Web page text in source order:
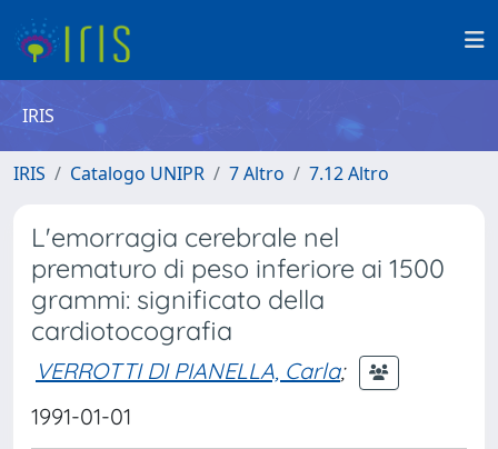
IRIS
IRIS Catalogo UNIPR 7 Altro 7.12 Altro
L'emorragia cerebrale nel
prematuro di peso inferiore ai 1500
grammi: significato della
cardiotocografia
VERROTTI DI PIANELLA, Carla;
1991-01-01